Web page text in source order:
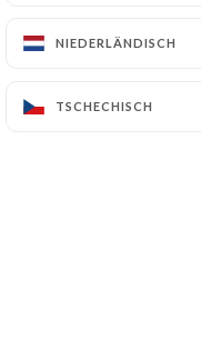
NIEDERLÄNDISCH
TSCHECHISCH
NIEDERLÄNDISCH
TSCHECHISCH